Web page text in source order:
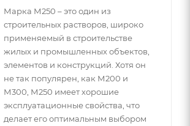
Марка М250 – это один из
строительных растворов, широко
применяемый в строительстве
жилых и промышленных объектов,
элементов и конструкций. Хотя он
не так популярен, как М200 и
М300, М250 имеет хорошие
эксплуатационные свойства, что
делает его оптимальным выбором